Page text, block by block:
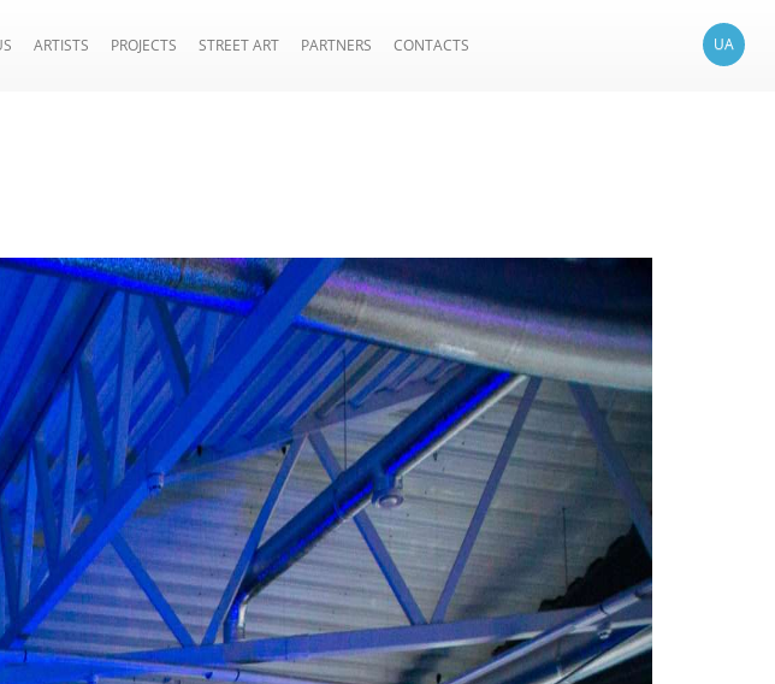
ARTISTS PROJECTS STREET ART PARTNERS CONTACTS UA